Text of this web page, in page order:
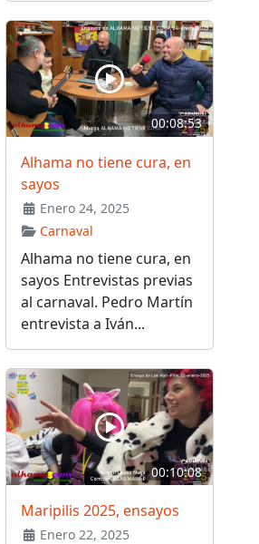
00:08:53
Alhama no tiene cura, en
sayos
Enero 24, 2025
Carnaval
Alhama no tiene cura, en
sayos Entrevistas previas
al carnaval. Pedro Martín
entrevista a Iván...
00:10:08
Maripilis 2025, ensayos
Enero 22, 2025